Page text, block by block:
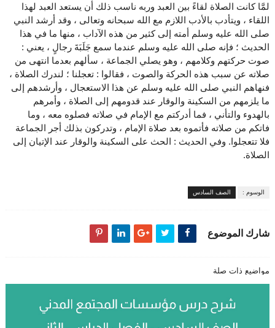
لمَّا كانت الصلاة لقاءً بين العبد وربه ناسب ذلك أن يستعد العبد لهذا
اللقاء ، ويتأدب بالأدب اللازم مع الله سبحانه وتعالى ، وقد أرشد النبي
صلى الله عليه وسلم أمته إلى كثير من هذه الآداب ، منها ما في هذا
الحديث ؛ فإنه صلى الله عليه وسلم عندما سمع جَلَبَةَ رجالٍ ، يعني :
صوت حركتهم وكلامهم ، وهو يصلي الجماعة ، سألهم بعدما انتهى من
صلاته عن سبب هذه الحركة والصوت ، فقالوا : تعجلنا ؛ لندرك الصلاة ،
فنهاهم النبي صلى الله عليه وسلم عن هذا الاستعجال ، وأرشدهم إلى
ما يلزمهم من السكينة والوقار عند قدومهم إلى الصلاة ، وأمرهم
بالهدوء والتأني ، فما أدركتم مع الإمام في صلاته فصلوه معه ، وما
فاتكم من صلاته فأتموه بعد صلاة الإمام ، وتدركون بذلك أجر الجماعة
فلا تتعجلوا. وفي الحديث : الحث على السكينة والوقار عند الإتيان إلى
الصلاة.
الوسوم : الصف السادس
شارك الموضوع
مواضيع ذات صلة